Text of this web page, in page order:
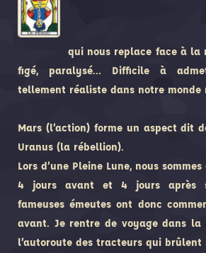
qui nous replace face à la
figé, paralysé… Difficile à
tellement réaliste dans notre monde
Mars (l’action) forme un aspect dit
Uranus (la rébellion).
Lors d’une Pleine Lune, nous
4 jours avant et 4 jours après
fameuses émeutes ont donc
avant. Je rentre de voyage dans la
l’autoroute des tracteurs qui